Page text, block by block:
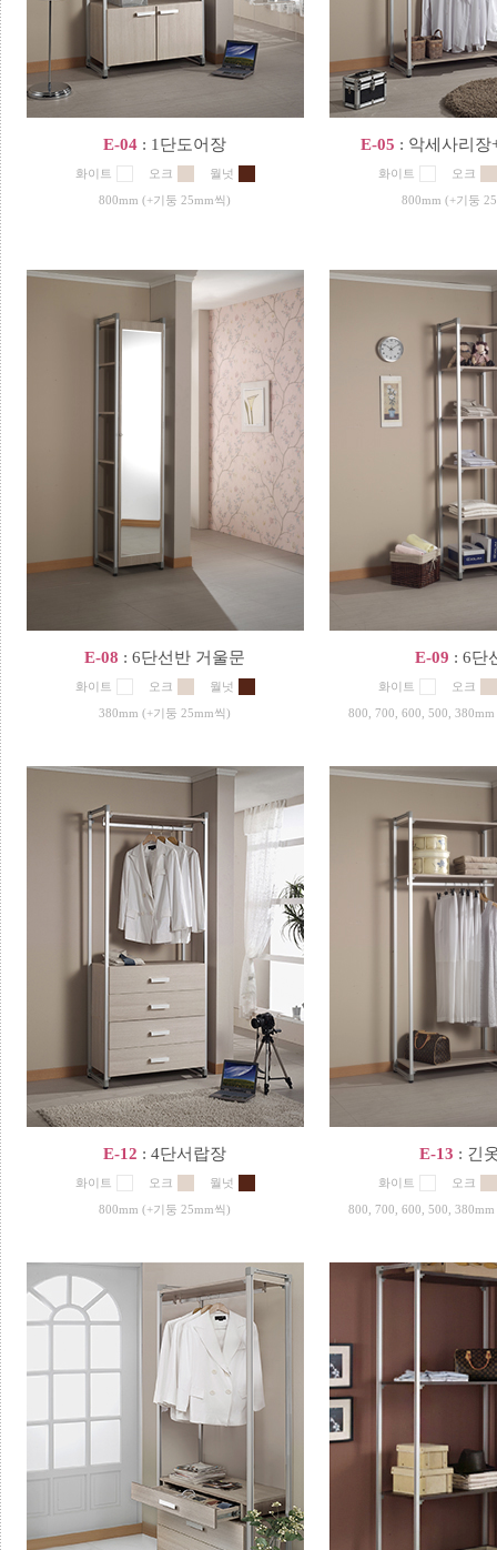
E-04 : 1단도어장
화이트 오크 월넛
800mm (+기둥 25mm씩)
E-05 : 악세사리장
화이트 오크
800mm (+기둥
E-08 : 6단선반 거울문
화이트 오크 월넛
380mm (+기둥 25mm씩)
E-09 : 6단
화이트 오크
800, 700, 600, 500,
E-12 : 4단서랍장
화이트 오크 월넛
800mm (+기둥 25mm씩)
E-13 : 긴
화이트 오크
800, 700, 600, 500,